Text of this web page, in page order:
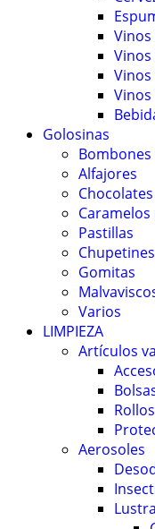
Vinos
Vinos
Vinos
Golosinas
Bombones
Alfajores
Pastillas
Chupetines
Gomitas
Varios
LIMPIEZA
Artículos
Aerosoles